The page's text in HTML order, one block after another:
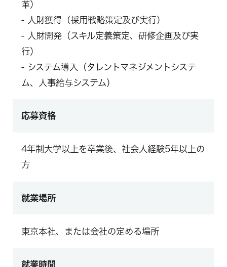
革）
‐ 人財獲得（採用戦略策定及び実行）
‐ 人財開発（スキル定義策定、研修企画及び実
行）
‐ システム導入（タレントマネジメントシステ
ム、人事給与システム）
応募資格
4年制大学以上を卒業後、社会人経験5年以上の
方
就業場所
東京本社、または会社の定める場所
就業時間